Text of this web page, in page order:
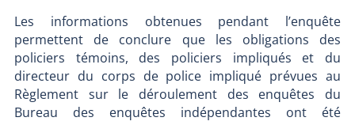
Les informations obtenues pendant l’enquête
permettent de conclure que les obligations des
policiers témoins, des policiers impliqués et du
directeur du corps de police impliqué prévues au
Règlement sur le déroulement des enquêtes du
Bureau des enquêtes indépendantes ont été